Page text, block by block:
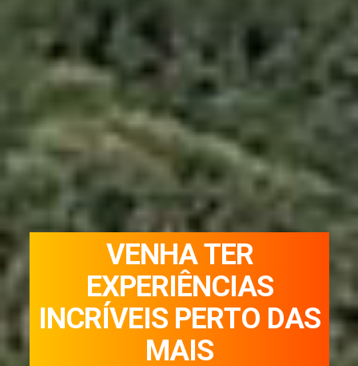
VENHA TER
EXPERIÊNCIAS
INCRÍVEIS PERTO DAS
MAIS